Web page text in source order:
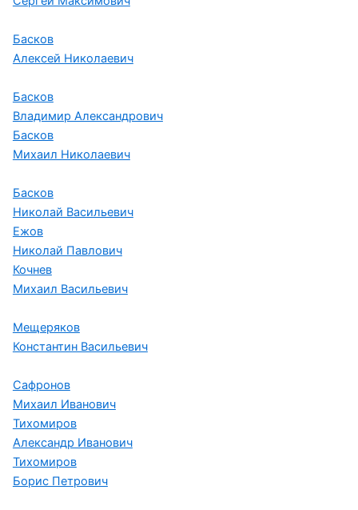
Басков
Алексей Николаевич
Басков
Владимир Александрович
Басков
Михаил Николаевич
Басков
Николай Васильевич
Ежов
Николай Павлович
Кочнев
Михаил Васильевич
Мещеряков
Константин Васильевич
Сафронов
Михаил Иванович
Тихомиров
Александр Иванович
Тихомиров
Борис Петрович